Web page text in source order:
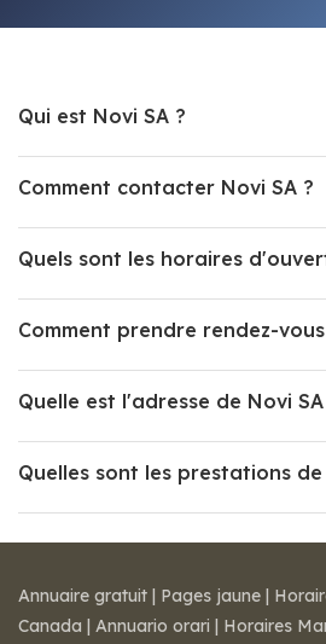
Qui est Novi SA ?
Comment contacter Novi SA ?
Quels sont les horaires
Comment prendre rendez-
Quelle est l'adresse de Novi SA
Quelles sont les prestations de
Annuaire gratuit | Pages jaune |
Canada | Annuario orari | Horaires